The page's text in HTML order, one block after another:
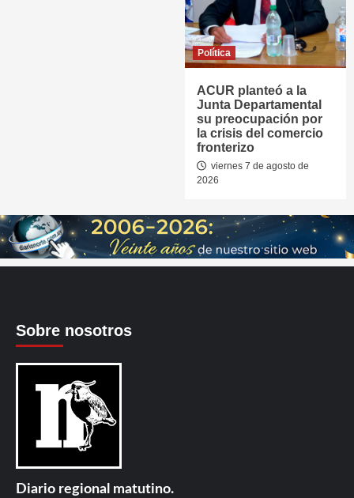
Política
ACUR planteó a la
Junta Departamental
su preocupación por
la crisis del comercio
fronterizo
viernes 7 de agosto de
2026
Sobre nosotros
Diario regional matutino.